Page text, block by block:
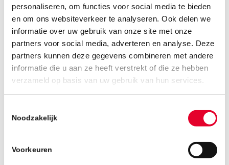
personaliseren, om functies voor social media te bieden
en om ons websiteverkeer te analyseren. Ook delen we
informatie over uw gebruik van onze site met onze
partners voor social media, adverteren en analyse. Deze
partners kunnen deze gegevens combineren met andere
informatie die u aan ze heeft verstrekt of die ze hebben
verzameld op basis van uw gebruik van hun services.
Noodzakelijk
Voorkeuren